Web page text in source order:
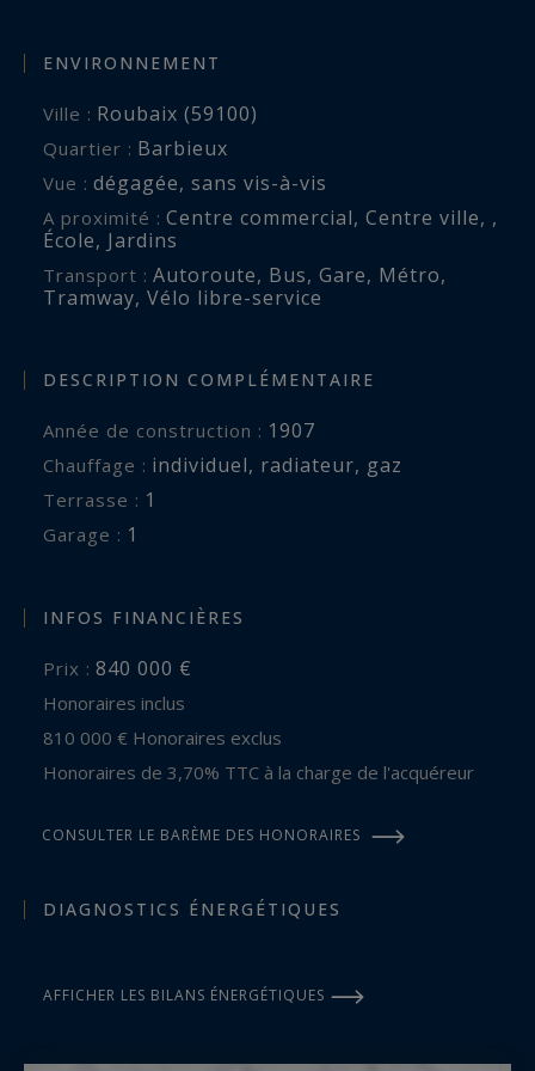
ENVIRONNEMENT
Ville : Roubaix (59100)
Quartier : Barbieux
Vue : dégagée, sans vis-à-vis
A proximité : Centre commercial, Centre ville, ,
École, Jardins
Transport : Autoroute, Bus, Gare, Métro,
Tramway, Vélo libre-service
DESCRIPTION COMPLÉMENTAIRE
Année de construction : 1907
Chauffage : individuel, radiateur, gaz
terrasse : 1
garage : 1
INFOS FINANCIÈRES
Prix : 840 000 €
Honoraires inclus
810 000 € Honoraires exclus
Honoraires de 3,70% TTC à la charge de l'acquéreur
CONSULTER LE BARÈME DES HONORAIRES
DIAGNOSTICS ÉNERGÉTIQUES
AFFICHER LES BILANS ÉNERGÉTIQUES